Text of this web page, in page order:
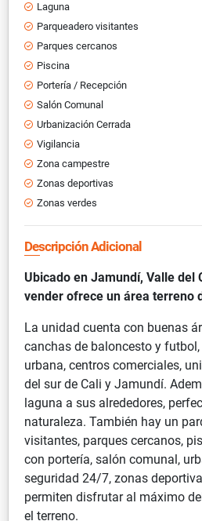
Laguna
Parqueadero visitantes
Parques cercanos
Piscina
Portería / Recepción
Salón Comunal
Urbanización Cerrada
Vigilancia
Zona campestre
Zonas deportivas
Zonas verdes
Descripción Adicional
Ubicado en Jamundí, Valle del
vender ofrece un área terreno
La unidad cuenta con buenas
canchas de baloncesto y
urbana, centros comerciales,
del sur de Cali y Jamundí.
laguna a sus alrededores,
naturaleza. También hay un
visitantes, parques cercanos,
con portería, salón comunal,
seguridad 24/7, zonas
permiten disfrutar al máximo
el terreno.